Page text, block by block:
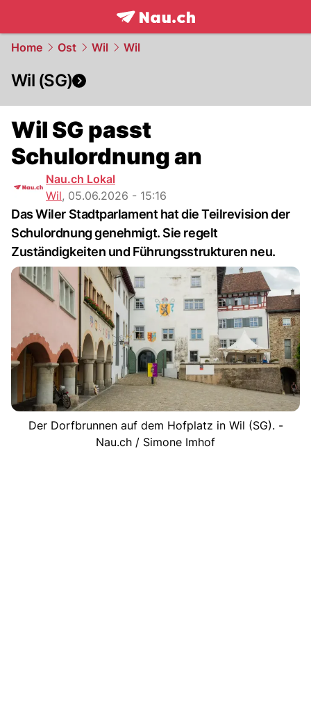
frontpage.NAU.ch
Home Ost Wil Wil
Wil (SG)
Wil SG passt
Schulordnung an
Nau.ch Lokal
Wil, 05.06.2026 - 15:16
Das Wiler Stadtparlament hat die Teilrevision der
Schulordnung genehmigt. Sie regelt
Zuständigkeiten und Führungsstrukturen neu.
Der Dorfbrunnen auf dem Hofplatz in Wil (SG). -
Nau.ch / Simone Imhof